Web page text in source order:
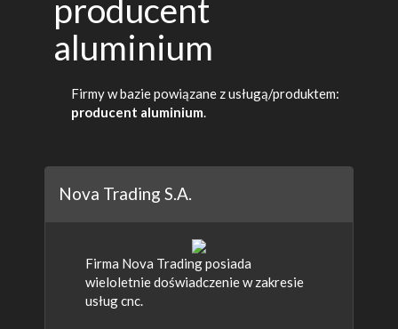
producent
aluminium
Firmy w bazie powiązane z usługą/produktem:
producent aluminium
Nova Trading S.A.
Firma Nova Trading posiada
wieloletnie doświadczenie w zakresie
usług cnc.